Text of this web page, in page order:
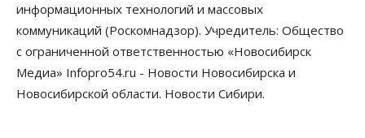
информационных технологий и массовых
коммуникаций (Роскомнадзор). Учредитель: Общество
с ограниченной ответственностью «Новосибирск
Медиа» Infopro54.ru - Новости Новосибирска и
Новосибирской области. Новости Сибири.